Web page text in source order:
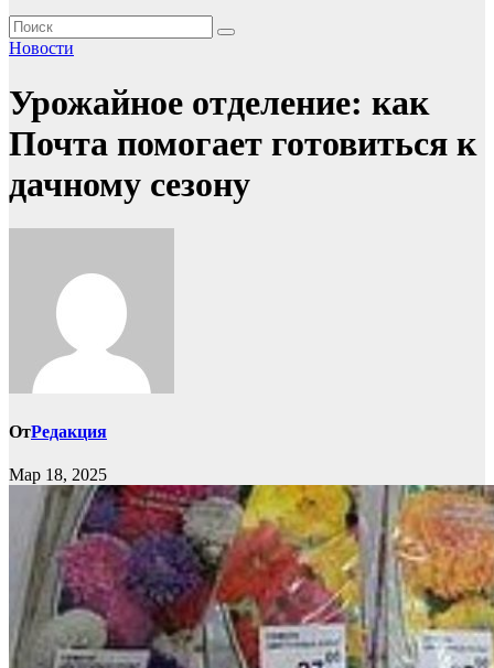
Новости
Урожайное отделение: как
Почта помогает готовиться к
дачному сезону
ОтРедакция
Мар 18, 2025